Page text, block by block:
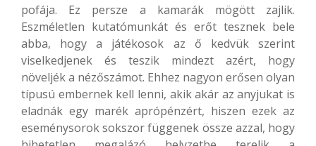
pofája. Ez persze a kamarák mögött zajlik.
Eszméletlen kutatómunkát és erőt tesznek bele
abba, hogy a játékosok az ő kedvük szerint
viselkedjenek és teszik mindezt azért, hogy
növeljék a nézőszámot. Ehhez nagyon erősen olyan
típusú embernek kell lenni, akik akár az anyjukat is
eladnák egy marék aprópénzért, hiszen ezek az
eseménysorok sokszor függenek össze azzal, hogy